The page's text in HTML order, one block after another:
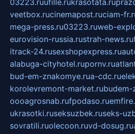
03223.ruufille.rukrasotata.ru
veetbox.rucinemapost.ruciam-
mega-press.ru03223.ruweb-
eurovision-russia.rustrah-news.ru
itrack-24.rusexshopexpress.ru
alabuga-cityhotel.rupornv.ru
bud-em-znakomye.rua-cdc.ru
korolevremont-market.rubudem-
oooagrosnab.rufpodaso.ru
ukrasotki.ruseksuzbek.ruseks-
sovratili.ruolecoon.ruvd-dosug.ru